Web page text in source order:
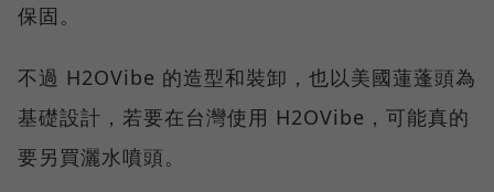
保固。
不過 H2OVibe 的造型和裝卸，也以美國蓮蓬頭為
基礎設計，若要在台灣使用 H2OVibe，可能真的
要另買灑水噴頭。